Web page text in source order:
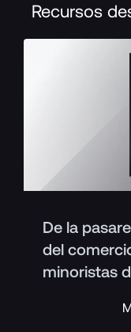
Recursos
De la
del
minoristas